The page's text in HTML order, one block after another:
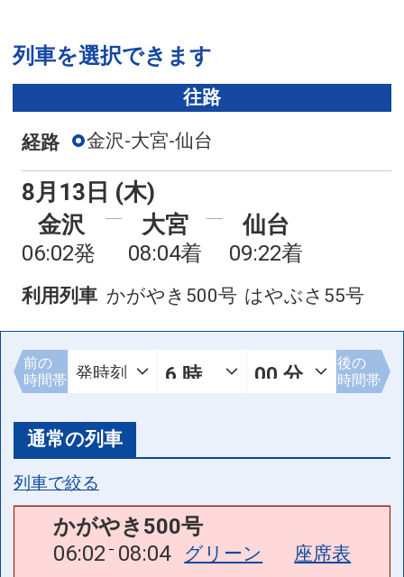
列車を選択できます
往路
経路 金沢-大宮-仙台
8月13日 (木)
金沢
06:02発
大宮
08:04着
仙台
09:22着
利用列車 かがやき500号 はやぶさ55号
前の
時間帯
後の
時間帯
通常の列車
列車で絞る
かがやき500号
06:02 08:04 グリーン 座席表